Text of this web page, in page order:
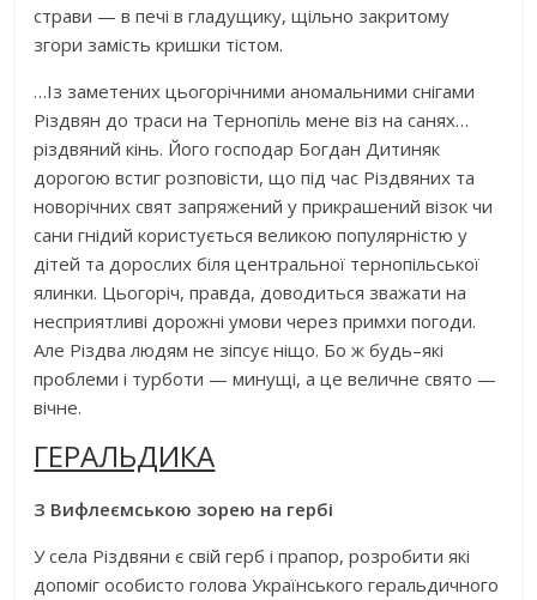
страви — в печі в гладущику, щільно закритому
згори замість кришки тістом.
…Із заметених цьогорічними аномальними снігами
Різдвян до траси на Тернопіль мене віз на санях…
різдвяний кінь. Його господар Богдан Дитиняк
дорогою встиг розповісти, що під час Різдвяних та
новорічних свят запряжений у прикрашений візок чи
сани гнідий користується великою популярністю у
дітей та дорослих біля центральної тернопільської
ялинки. Цьогоріч, правда, доводиться зважати на
несприятливі дорожні умови через примхи погоди.
Але Різдва людям не зіпсує ніщо. Бо ж будь–які
проблеми і турботи — минущі, а це величне свято —
вічне.
ГЕРАЛЬДИКА
З Вифлеємською зорею на гербі
У села Різдвяни є свій герб і прапор, розробити які
допоміг особисто голова Українського геральдичного